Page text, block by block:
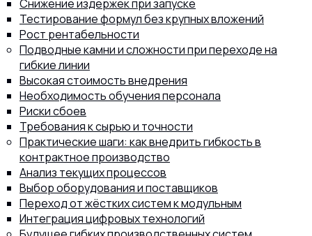
Снижение издержек при запуске
Тестирование формул без крупных вложений
Рост рентабельности
Подводные камни и сложности при переходе на
гибкие линии
Высокая стоимость внедрения
Необходимость обучения персонала
Риски сбоев
Требования к сырью и точности
Практические шаги: как внедрить гибкость в
контрактное производство
Анализ текущих процессов
Выбор оборудования и поставщиков
Переход от жёстких систем к модульным
Интеграция цифровых технологий